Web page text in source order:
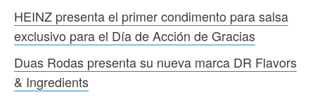
HEINZ presenta el primer condimento para salsa
exclusivo para el Día de Acción de Gracias
Duas Rodas presenta su nueva marca DR Flavors
& Ingredients